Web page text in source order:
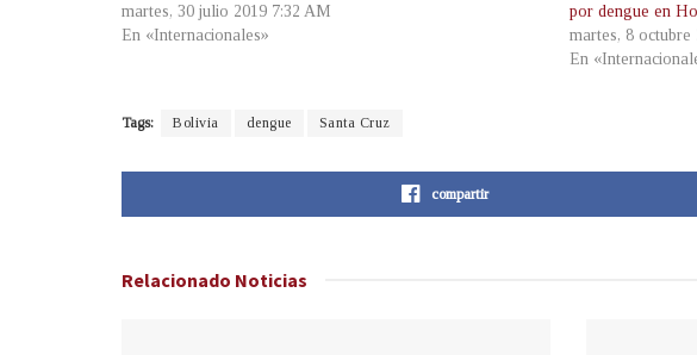
martes, 30 julio 2019 7:32 AM
En «Internacionales»
por dengue en
martes, 8 octubre
En
Tags: Bolivia dengue Santa Cruz
compartir
Relacionado Noticias